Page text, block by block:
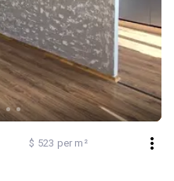
$ 523 per m²